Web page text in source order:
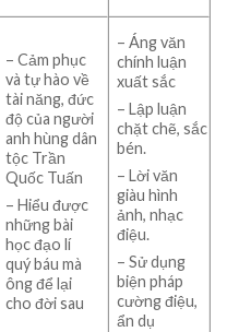
– Cảm phục
và tự hào về
tài năng, đức
độ của người
anh hùng dân
tộc Trần
Quốc Tuấn
– Hiểu được
những bài
học đạo lí
quý báu mà
ông để lại
cho đời sau
– Áng văn
chính luận
xuất sắc
– Lập luận
chặt chẽ, sắc
bén.
– Lời văn
giàu hình
ảnh, nhạc
điệu.
– Sử dụng
biện pháp
cường điệu,
ẩn dụ